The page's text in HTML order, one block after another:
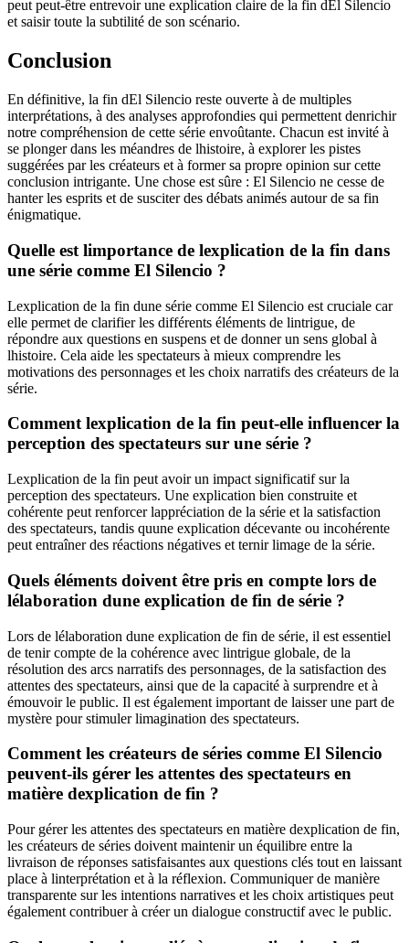
peut peut-être entrevoir une explication claire de la fin dEl Silencio
et saisir toute la subtilité de son scénario.
Conclusion
En définitive, la fin dEl Silencio reste ouverte à de multiples
interprétations, à des analyses approfondies qui permettent denrichir
notre compréhension de cette série envoûtante. Chacun est invité à
se plonger dans les méandres de lhistoire, à explorer les pistes
suggérées par les créateurs et à former sa propre opinion sur cette
conclusion intrigante. Une chose est sûre : El Silencio ne cesse de
hanter les esprits et de susciter des débats animés autour de sa fin
énigmatique.
Quelle est limportance de lexplication de la fin dans
une série comme El Silencio ?
Lexplication de la fin dune série comme El Silencio est cruciale car
elle permet de clarifier les différents éléments de lintrigue, de
répondre aux questions en suspens et de donner un sens global à
lhistoire. Cela aide les spectateurs à mieux comprendre les
motivations des personnages et les choix narratifs des créateurs de la
série.
Comment lexplication de la fin peut-elle influencer la
perception des spectateurs sur une série ?
Lexplication de la fin peut avoir un impact significatif sur la
perception des spectateurs. Une explication bien construite et
cohérente peut renforcer lappréciation de la série et la satisfaction
des spectateurs, tandis quune explication décevante ou incohérente
peut entraîner des réactions négatives et ternir limage de la série.
Quels éléments doivent être pris en compte lors de
lélaboration dune explication de fin de série ?
Lors de lélaboration dune explication de fin de série, il est essentiel
de tenir compte de la cohérence avec lintrigue globale, de la
résolution des arcs narratifs des personnages, de la satisfaction des
attentes des spectateurs, ainsi que de la capacité à surprendre et à
émouvoir le public. Il est également important de laisser une part de
mystère pour stimuler limagination des spectateurs.
Comment les créateurs de séries comme El Silencio
peuvent-ils gérer les attentes des spectateurs en
matière dexplication de fin ?
Pour gérer les attentes des spectateurs en matière dexplication de fin,
les créateurs de séries doivent maintenir un équilibre entre la
livraison de réponses satisfaisantes aux questions clés tout en laissant
place à linterprétation et à la réflexion. Communiquer de manière
transparente sur les intentions narratives et les choix artistiques peut
également contribuer à créer un dialogue constructif avec le public.